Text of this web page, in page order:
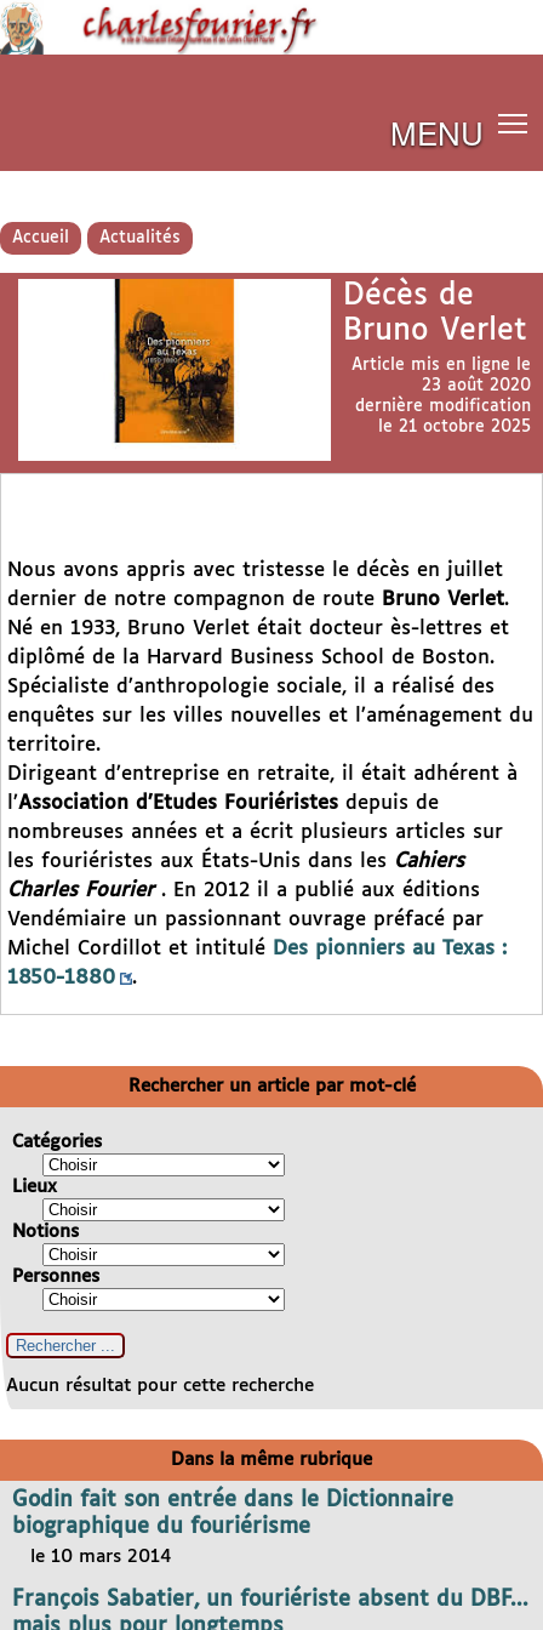
MENU
Accueil Actualités
Décès de
Bruno Verlet
Article mis en ligne le
23 août 2020
dernière modification
le 21 octobre 2025
Nous avons appris avec tristesse le décès en juillet
dernier de notre compagnon de route Bruno Verlet.
Né en 1933, Bruno Verlet était docteur ès-lettres et
diplômé de la Harvard Business School de Boston.
Spécialiste d’anthropologie sociale, il a réalisé des
enquêtes sur les villes nouvelles et l’aménagement du
territoire.
Dirigeant d’entreprise en retraite, il était adhérent à
l’Association d’Etudes Fouriéristes depuis de
nombreuses années et a écrit plusieurs articles sur
les fouriéristes aux États-Unis dans les Cahiers
Charles Fourier . En 2012 il a publié aux éditions
Vendémiaire un passionnant ouvrage préfacé par
Michel Cordillot et intitulé Des pionniers au Texas :
1850-1880
.
Rechercher un article par mot-clé
Catégories
Lieux
Notions
Personnes
Aucun résultat pour cette recherche
Dans la même rubrique
Godin fait son entrée dans le Dictionnaire
biographique du fouriérisme
le 10 mars 2014
François Sabatier, un fouriériste absent du DBF...